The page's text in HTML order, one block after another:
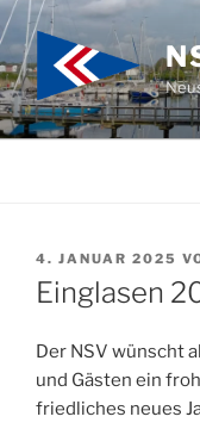
Zum
Inhalt
springen
VERÖFFENTLICHT
AM
4. JANUAR 2025
Einglasen
Der NSV wünscht
und Gästen ein
friedliches neues